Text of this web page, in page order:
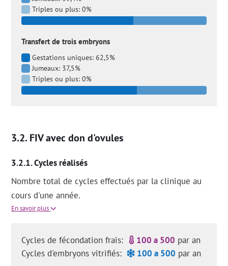
Triples ou plus: 0%
Transfert de trois embryons
Gestations uniques: 62,5%
Jumeaux: 37,5%
Triples ou plus: 0%
FIV avec don d'ovules
Cycles réalisés
Nombre total de cycles effectués par la clinique au
cours d'une année.
En savoir plus
Cycles de fécondation frais: 100 a 500 par an
Cycles d'embryons vitrifiés:
100 a 500 par an